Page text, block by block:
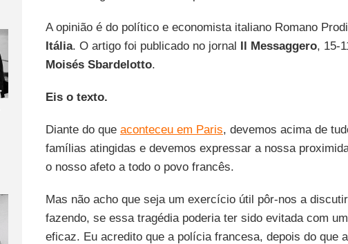
A opinião é do político e economista italiano Romano
Itália. O artigo foi publicado no jornal Il Messaggero, 15-
Moisés Sbardelotto.
Eis o texto.
Diante do que aconteceu em Paris, devemos acima de
famílias atingidas e devemos expressar a nossa
o nosso afeto a todo o povo francês.
Mas não acho que seja um exercício útil pôr-nos a
fazendo, se essa tragédia poderia ter sido evitada com
eficaz. Eu acredito que a polícia francesa, depois do que